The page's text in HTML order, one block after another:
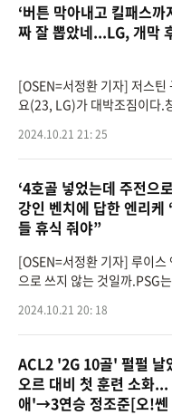
‘버튼 막아내고 킬패스까
짜 잘 뽑았네...LG, 개막
[OSEN=서정환 기자] 저스
요(23, LG)가 대박조짐이다.
막 후 2연승을 달린 LG는
2024.10.21 21: 25
‘4호골 넣었는데 주전으
강인 벤치에 답한 엔리케
들 휴식 줘야”
[OSEN=서정환 기자] 루이스
으로 쓰지 않는 것일까.PSG
경기에서 이강인을 리그 4
2024.10.21 20: 18
ACL2 '2G 10골' 펄펄 날
오르 대비 첫 훈련 소화
애'→3연승 정조준[오!쎈